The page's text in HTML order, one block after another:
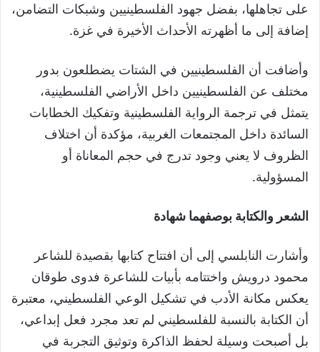
على تجاهلها، بفضل جهود الفلسطينيين وشبكات التضامن،
إضافة إلى ما أظهرته الأحداث الأخيرة في غزة.
وأضافت أن الفلسطينيين في الشتات يضطلعون بدور
مختلف عن الفلسطينيين داخل الأراضي الفلسطينية،
يتمثل في ترجمة الرواية الفلسطينية وتفكيك الخطابات
السائدة داخل المجتمعات الغربية، مؤكدة أن اختلاف
الظروف لا يعني وجود تدرج في حجم المعاناة أو
المسؤولية.
الشعر والكتابة بوصفهما شهادة
وأشارت النابلسي إلى أن افتتاح كتابها بقصيدة للشاعر
محمود درويش واختتامه بأبيات للشاعرة فدوى طوقان
يعكس مكانة الأدب في تشكيل الوعي الفلسطيني، معتبرة
أن الكتابة بالنسبة للفلسطيني لم تعد مجرد فعل إبداعي،
بل أصبحت وسيلة لحفظ الذاكرة وتوثيق التجربة في